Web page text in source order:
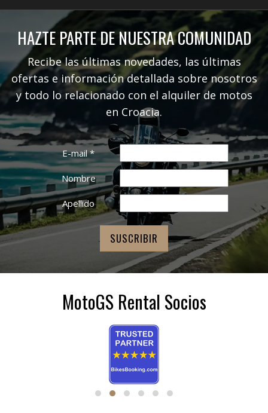
HAZTE PARTE DE NUESTRA COMUNIDAD
Recibe las últimas novedades, las últimas
ofertas e información detallada sobre nosotros
y todo lo relacionado con el alquiler de motos
en Croacia.
E-mail*
Nombre
Apellido
MotoGS Rental Socios